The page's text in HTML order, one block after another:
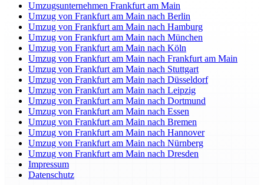
Umzugsunternehmen Frankfurt am Main
Umzug von Frankfurt am Main nach Berlin
Umzug von Frankfurt am Main nach Hamburg
Umzug von Frankfurt am Main nach München
Umzug von Frankfurt am Main nach Köln
Umzug von Frankfurt am Main nach Frankfurt am Main
Umzug von Frankfurt am Main nach Stuttgart
Umzug von Frankfurt am Main nach Düsseldorf
Umzug von Frankfurt am Main nach Leipzig
Umzug von Frankfurt am Main nach Dortmund
Umzug von Frankfurt am Main nach Essen
Umzug von Frankfurt am Main nach Bremen
Umzug von Frankfurt am Main nach Hannover
Umzug von Frankfurt am Main nach Nürnberg
Umzug von Frankfurt am Main nach Dresden
Impressum
Datenschutz